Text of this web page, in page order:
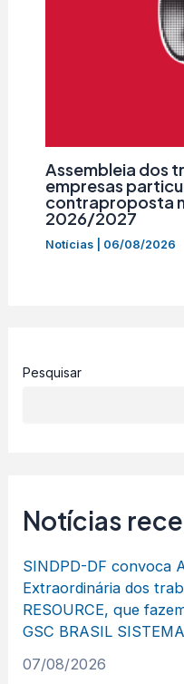
Assembleia dos
empresas
contraproposta
2026/2027
Notícias| 06/08/2026
Pesquisar
Notícias
SINDPD-DF convoca
Extraordinária dos
RESOURCE, que
GSC BRASIL
07/08/2026